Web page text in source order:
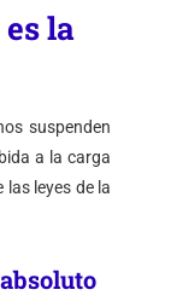
la
suspenden
a la carga
leyes de la